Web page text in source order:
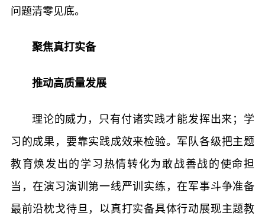
问题清零见底。
聚焦真打实备
推动高质量发展
理论的威力，只有付诸实践才能发挥出来；学
习的成果，要靠实践成效来检验。军队各级把主题
教育焕发出的学习热情转化为敢战善战的使命担
当，在演习演训第一线严训实练，在军事斗争准备
最前沿枕戈待旦，以真打实备具体行动展现主题教